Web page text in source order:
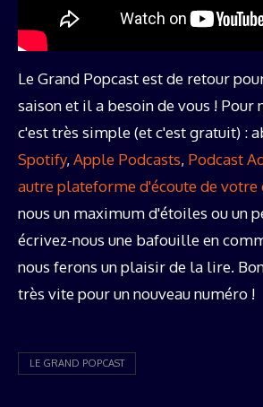
Le Grand Popcast est de retour
saison et il a besoin de vous ! Pour
c'est très simple (et c'est gratuit) :
Spotify, Apple Podcasts, Podcast
autre plateforme d'écoute de votre
nous un maximum d'étoiles ou un
écrivez-nous une bafouille en
nous ferons un plaisir de la lire.
très vite pour un nouveau numéro !
LE GRAND POPCAST